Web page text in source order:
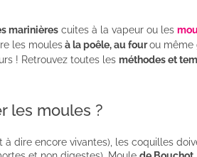
Robots
marinières cuites à la vapeur ou les
les moulesà la poêle, au fourou même
! Retrouvez toutes les méthodes et
les moules ?
à dire encore vivantes), les coquilles